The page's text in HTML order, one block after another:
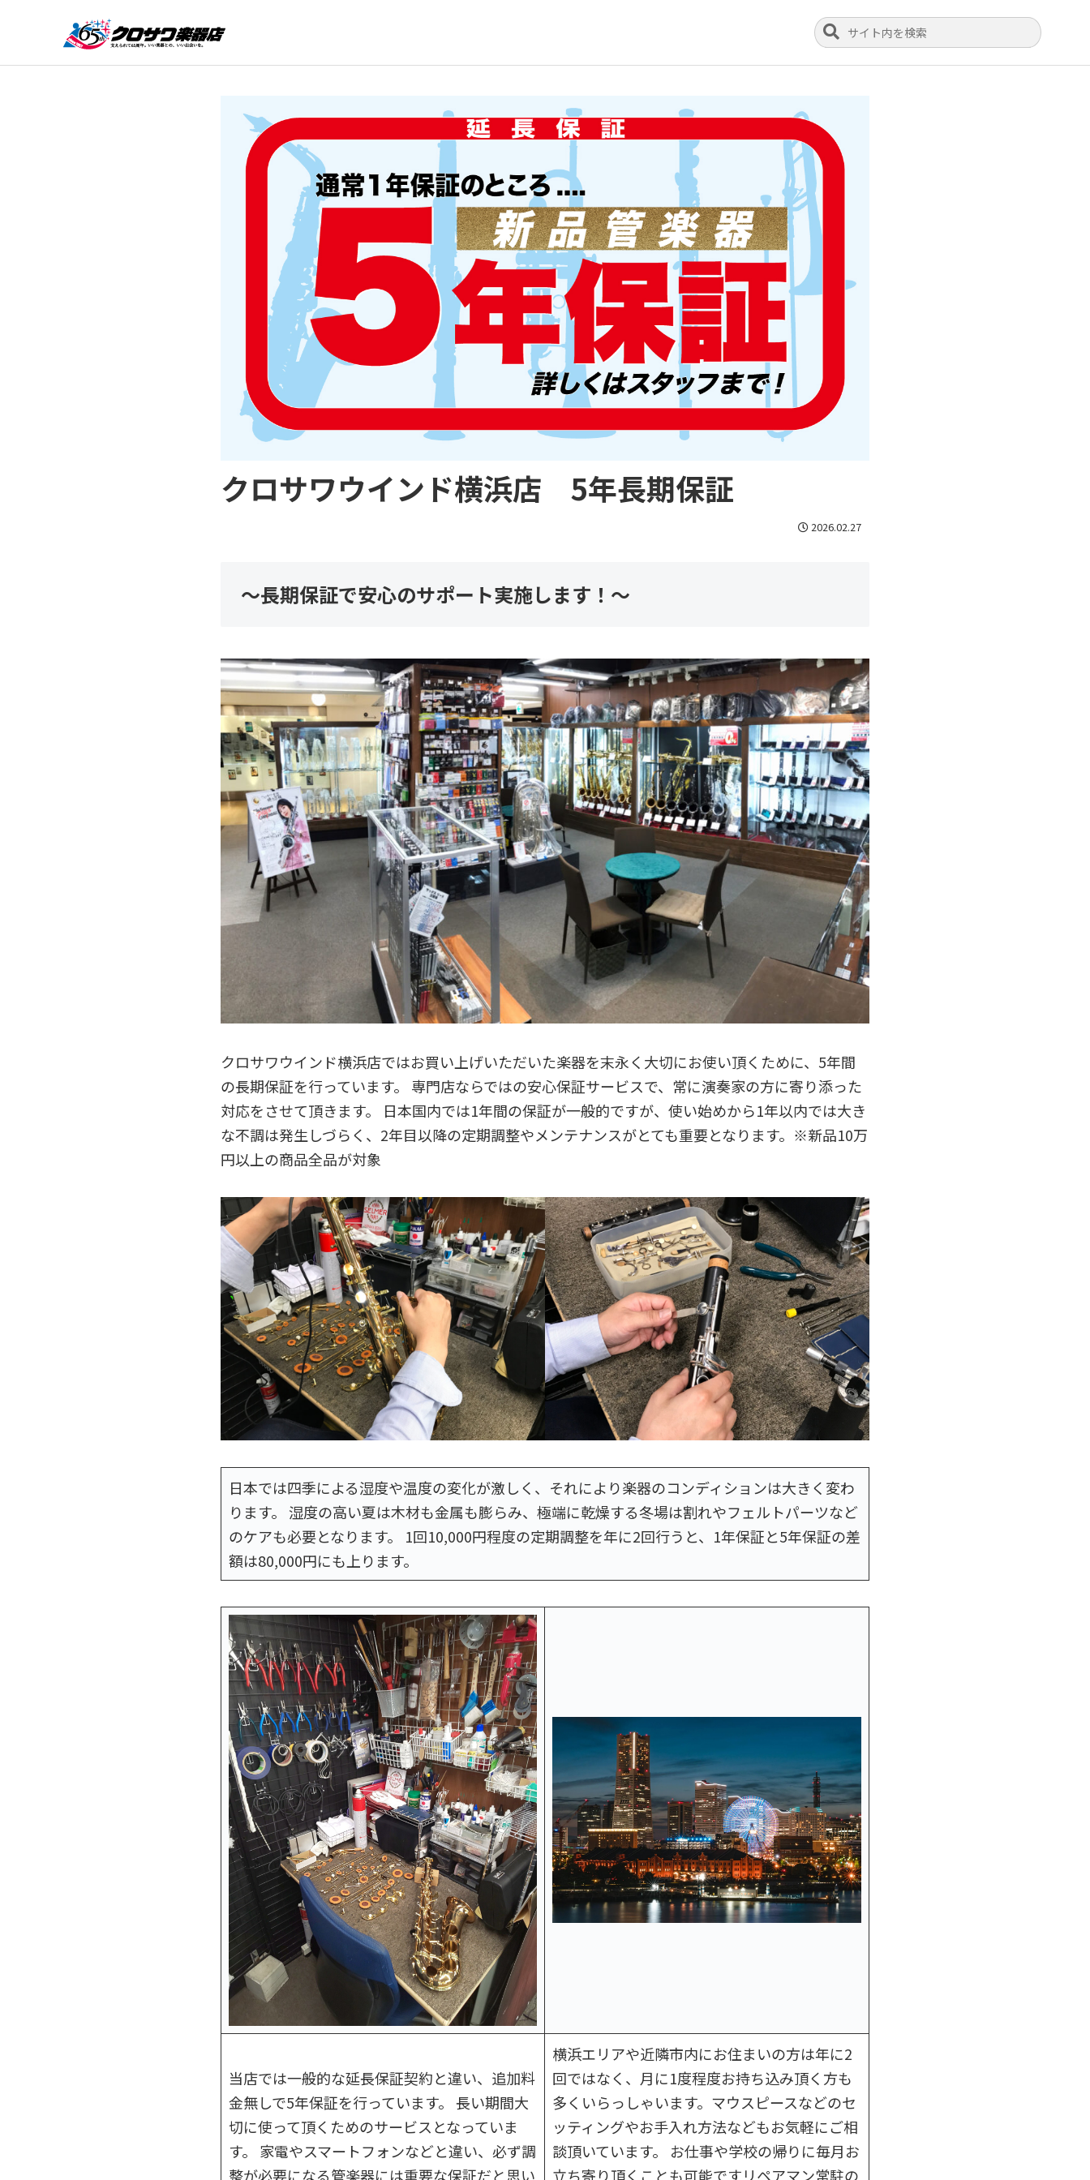
クロサワウインド横浜店 5年長期保証
2026.02.27
〜長期保証で安心のサポート実施します！〜
クロサワウインド横浜店ではお買い上げいただいた楽器を末永く大切にお使い頂くために、5年間
の長期保証を行っています。 専門店ならではの安心保証サービスで、常に演奏家の方に寄り添った
対応をさせて頂きます。 日本国内では1年間の保証が一般的ですが、使い始めから1年以内では大き
な不調は発生しづらく、2年目以降の定期調整やメンテナンスがとても重要となります。※新品10万
円以上の商品全品が対象
日本では四季による湿度や温度の変化が激しく、それにより楽器のコンディションは大きく変わ
ります。 湿度の高い夏は木材も金属も膨らみ、極端に乾燥する冬場は割れやフェルトパーツなど
のケアも必要となります。 1回10,000円程度の定期調整を年に2回行うと、1年保証と5年保証の差
額は80,000円にも上ります。
当店では一般的な延長保証契約と違い、追加料
金無しで5年保証を行っています。 長い期間大
切に使って頂くためのサービスとなっていま
す。 家電やスマートフォンなどと違い、必ず調
整が必要になる管楽器には重要な保証だと思い
横浜エリアや近隣市内にお住まいの方は年に2
回ではなく、月に1度程度お持ち込み頂く方も
多くいらっしゃいます。マウスピースなどのセ
ッティングやお手入れ方法などもお気軽にご相
談頂いています。 お仕事や学校の帰りに毎月お
立ち寄り頂くことも可能ですリペアマン常駐の